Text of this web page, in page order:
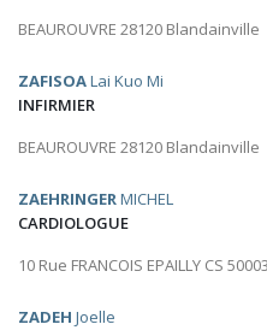
BEAUROUVRE 28120 Blandainville
ZAFISOALai Kuo Mi
INFIRMIER
BEAUROUVRE 28120 Blandainville
ZAEHRINGERMICHEL
CARDIOLOGUE
10 Rue FRANCOIS EPAILLY CS
ZADEH Joelle